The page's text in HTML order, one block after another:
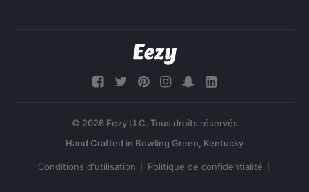
© 2026 Eezy LLC. Tous droits réservés
Conditions d'utilisation Politique de confidentialité